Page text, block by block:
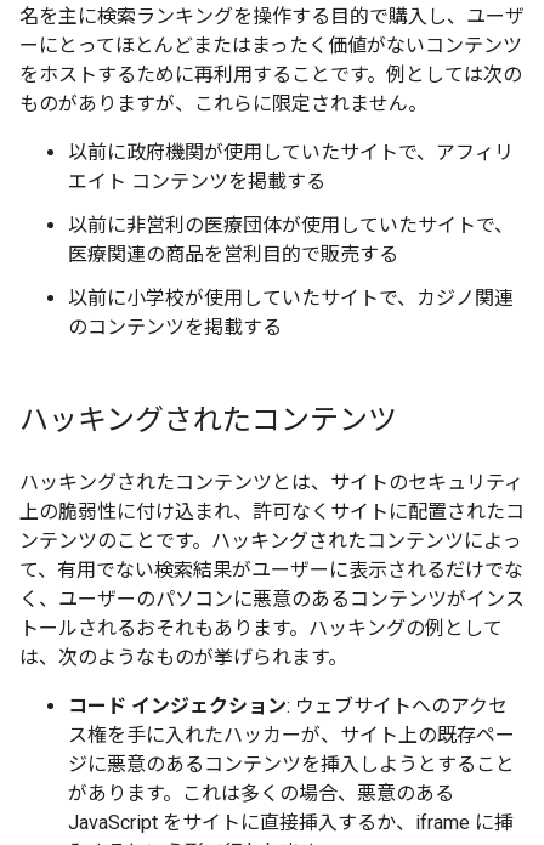
名を主に検索ランキングを操作する目的で購入し、ユーザ
ーにとってほとんどまたはまったく価値がないコンテンツ
をホストするために再利用することです。例としては次の
ものがありますが、これらに限定されません。
以前に政府機関が使用していたサイトで、アフィリ
エイト コンテンツを掲載する
以前に非営利の医療団体が使用していたサイトで、
医療関連の商品を営利目的で販売する
以前に小学校が使用していたサイトで、カジノ関連
のコンテンツを掲載する
ハッキングされたコンテンツ
ハッキングされたコンテンツとは、サイトのセキュリティ
上の脆弱性に付け込まれ、許可なくサイトに配置されたコ
ンテンツのことです。ハッキングされたコンテンツによっ
て、有用でない検索結果がユーザーに表示されるだけでな
く、ユーザーのパソコンに悪意のあるコンテンツがインス
トールされるおそれもあります。ハッキングの例として
は、次のようなものが挙げられます。
コード インジェクション: ウェブサイトへのアクセ
ス権を手に入れたハッカーが、サイト上の既存ペー
ジに悪意のあるコンテンツを挿入しようとすること
があります。これは多くの場合、悪意のある
JavaScript をサイトに直接挿入するか、iframe に挿